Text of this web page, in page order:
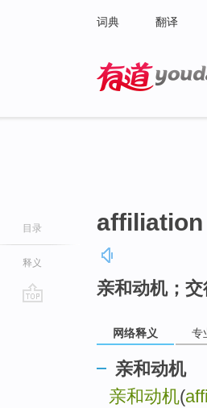
词典 翻译
目录
释义
亲和动机；
网络释义 专
亲和动机
亲和动机(